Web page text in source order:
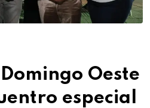
Oeste
especial